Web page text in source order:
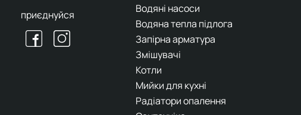
приєднуйся
Водяні насоси
Водяна тепла підлога
Запірна арматура
Змішувачі
Котли
Мийки для кухні
Радіатори опалення